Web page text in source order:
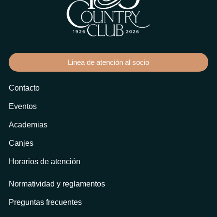
Linea de atención al socio
Contacto
Eventos
Academias
Canjes
Horarios de atención
Normatividad y reglamentos
Preguntas frecuentes